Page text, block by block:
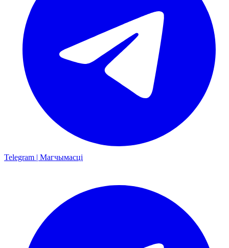
Telegram | Магчымасці